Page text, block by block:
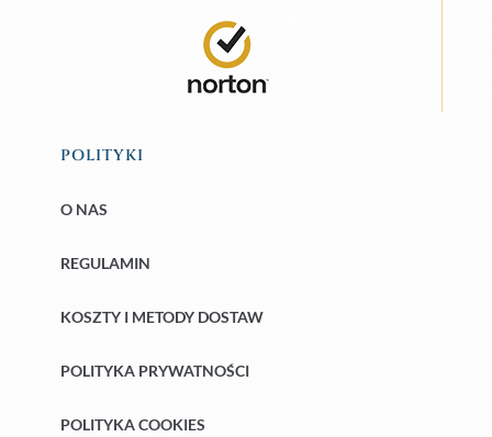
POLITYKI
O NAS
REGULAMIN
KOSZTY I METODY DOSTAW
POLITYKA PRYWATNOŚCI
POLITYKA COOKIES